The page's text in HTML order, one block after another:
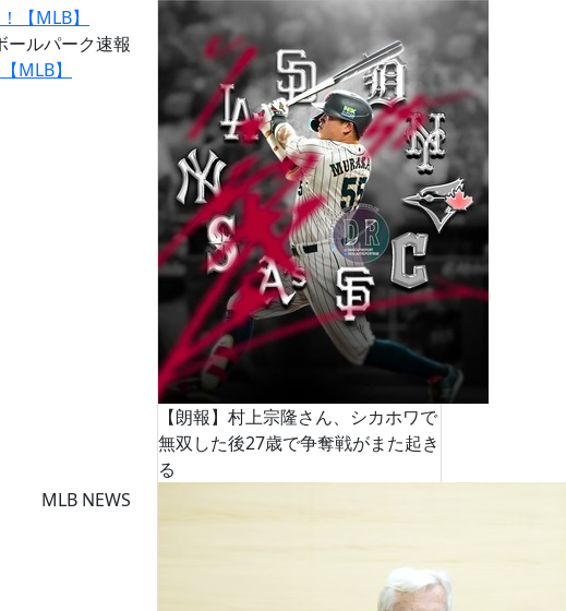
ールパーク速報
MLB】
MLB NEWS
【朗報】村上宗隆さん、シカホワで
無双した後27歳で争奪戦がまた起き
る